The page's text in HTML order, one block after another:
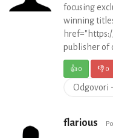
focusing
winning
publisher of
👍0 👎0
Odgovori
flarious